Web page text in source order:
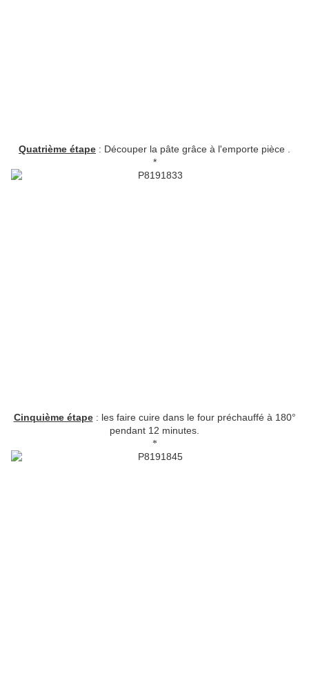
Quatrième étape : Découper la pâte grâce à l'emporte pièce
*
Cinquième étape: les faire cuire dans le four préchauffé à 180°
pendant 12 minutes.
*